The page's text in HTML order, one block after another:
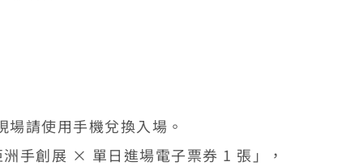
請使用手機兌換入場。
手創展 × 單日進場電子票券 1 張」，